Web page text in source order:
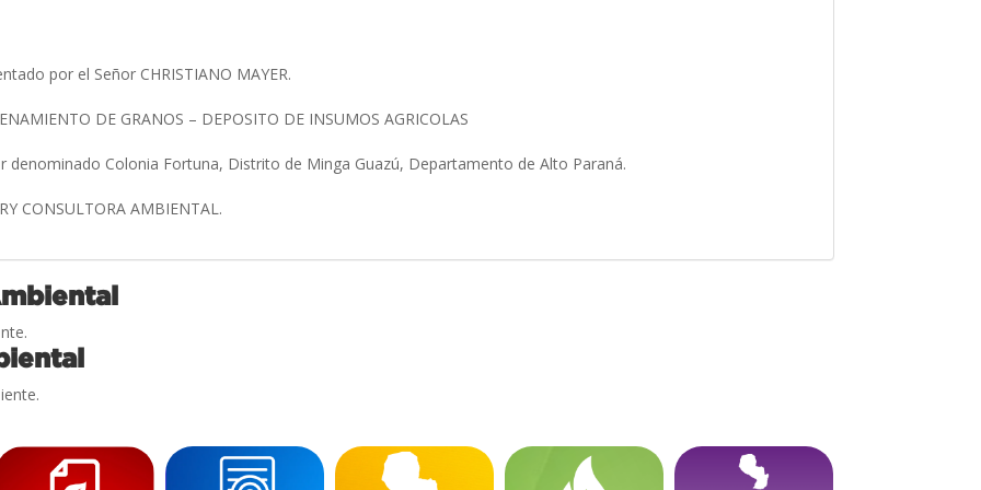
por el Señor CHRISTIANO MAYER.
DE GRANOS – DEPOSITO DE INSUMOS AGRICOLAS
denominado Colonia Fortuna, Distrito de Minga Guazú, Departamento de Alto Paraná.
CONSULTORA AMBIENTAL.